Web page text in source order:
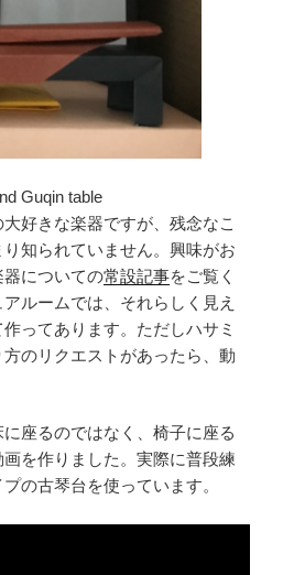
Guqin table
好きな楽器ですが、残念なこ
知られていません。興味がお
についての常設記事をご覧く
ルームでは、それらしく見え
ってあります。ただしハサミ
のリクエストがあったら、動
に座るのではなく、椅子に座る
を作りました。実際に普段練
の古琴台を使っています。